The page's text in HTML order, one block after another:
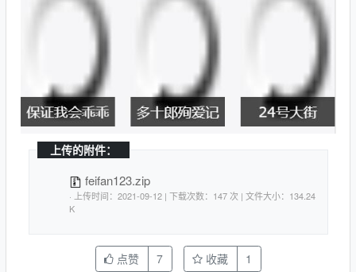
上传的附件：
feifan123.zip
· 上传时间：2021-09-12 | 下载次数：147 次 | 文件大小：134.24
K
点赞 7 收藏 1